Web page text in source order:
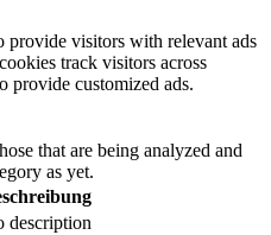
provide visitors with relevant ads
track visitors across
provide customized ads.
that are being analyzed and
as yet.
description